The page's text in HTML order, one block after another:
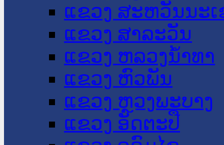
ແຂວງ ສະຫວັນນະ
ແຂວງ ສາລະວັນ
ແຂວງ ຫລວງນໍ້າທາ
ແຂວງ ຫົວພັນ
ແຂວງ ຫຼວງພະບາງ
ແຂວງ ອັດຕະປື